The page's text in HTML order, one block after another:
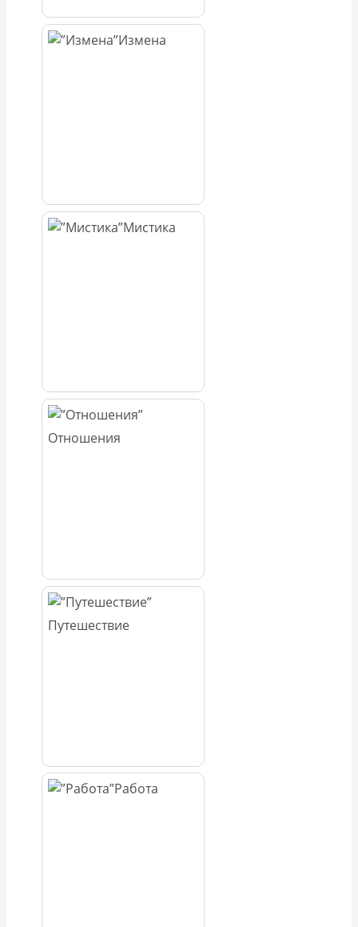
Измена
Мистика
Отношения
Путешествие
Работа